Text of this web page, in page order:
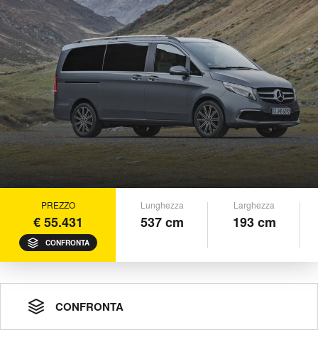
PREZZO
€ 55.431
CONFRONTA
Lunghezza
537 cm
Larghezza
193 cm
CONFRONTA